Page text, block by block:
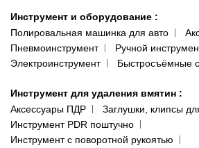
Инструмент и оборудование :
Полировальная машинка для авто
Пневмоинструмент
Ручной
Электроинструмент
Быстросъёмные
Инструмент для удаления вмятин :
Аксессуары ПДР
Заглушки, клипсы
Инструмент PDR поштучно
Инструмент с поворотной рукоятью